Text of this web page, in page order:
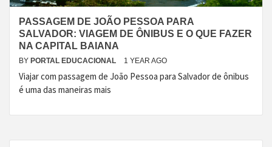
PASSAGEM DE JOÃO PESSOA PARA
SALVADOR: VIAGEM DE ÔNIBUS E O QUE FAZER
NA CAPITAL BAIANA
BY PORTAL EDUCACIONAL 1 YEAR AGO
Viajar com passagem de João Pessoa para Salvador de ônibus
é uma das maneiras mais